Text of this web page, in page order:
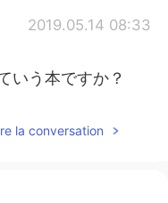
2019.05.14 08:33
いう本ですか？
la conversation